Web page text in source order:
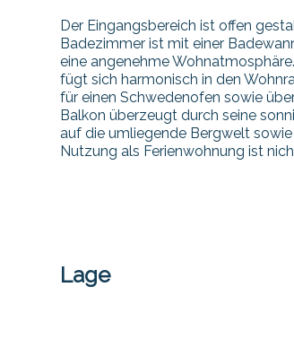
Der Eingangsbereich ist offen
Badezimmer ist mit einer
eine angenehme
fügt sich harmonisch in den
für einen Schwedenofen sowie
Balkon überzeugt durch seine
auf die umliegende Bergwelt
Nutzung als Ferienwohnung ist
Lage